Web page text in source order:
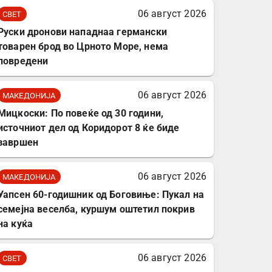
комплет за заштита на
СВЕТ
06 август 2026
дронови нападнаа германски
брод во Црното Море, нема
МАКЕДОНИЈА
06 август 2026
По повеќе од 30 години,
дел од Коридорот 8 ќе биде
МАКЕДОНИЈА
06 август 2026
60-годишник од Боговиње: Пукал на
веселба, куршум оштетил покрив
куќа
СВЕТ
06 август 2026